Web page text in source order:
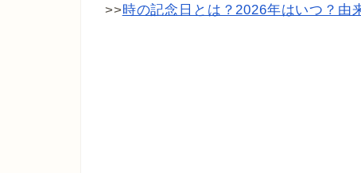
>>時の記念日とは？2026年はいつ？由